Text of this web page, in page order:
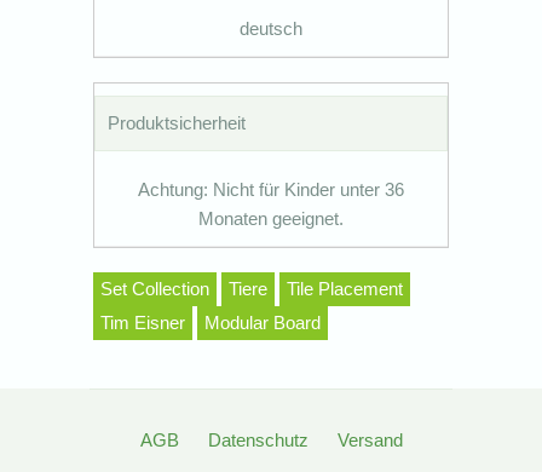
deutsch
Produktsicherheit
Achtung: Nicht für Kinder unter 36
Monaten geeignet.
Set Collection Tiere
Tile Placement
Tim Eisner
Modular Board
AGB Datenschutz Versand